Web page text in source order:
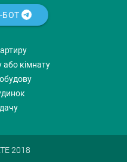
БОТ
або кімнату
2018